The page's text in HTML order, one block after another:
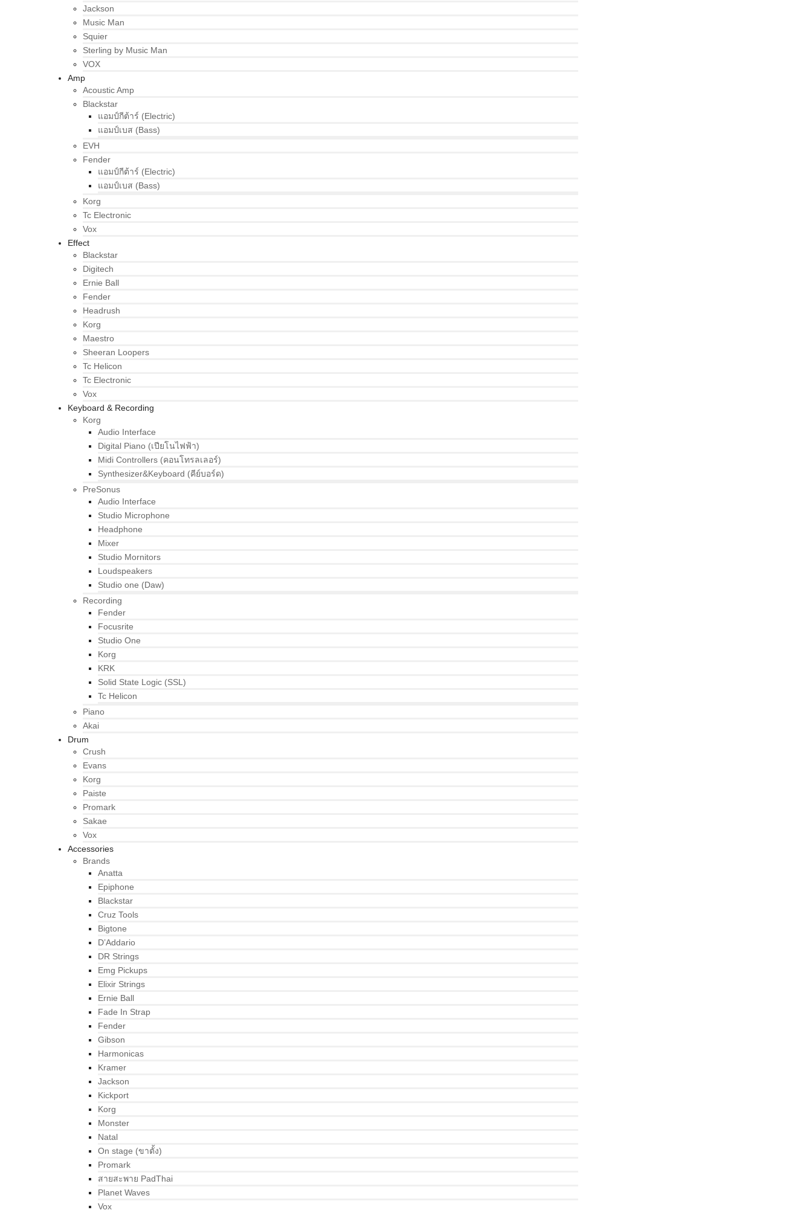
Jackson
Music Man
Squier
Sterling by Music Man
VOX
Amp
Acoustic Amp
Blackstar
แอมป์กีต้าร์ (Electric)
แอมป์เบส (Bass)
EVH
Fender
แอมป์กีต้าร์ (Electric)
แอมป์เบส (Bass)
Korg
Tc Electronic
Vox
Effect
Blackstar
Digitech
Ernie Ball
Fender
Headrush
Korg
Maestro
Sheeran Loopers
Tc Helicon
Tc Electronic
Vox
Keyboard & Recording
Korg
Audio Interface
Digital Piano (เปียโนไฟฟ้า)
Midi Controllers (คอนโทรลเลอร์)
Synthesizer&Keyboard (คีย์บอร์ด)
PreSonus
Audio Interface
Studio Microphone
Headphone
Mixer
Studio Mornitors
Loudspeakers
Studio one (Daw)
Recording
Fender
Focusrite
Studio One
Korg
KRK
Solid State Logic (SSL)
Tc Helicon
Piano
Akai
Drum
Crush
Evans
Korg
Paiste
Promark
Sakae
Vox
Accessories
Brands
Anatta
Epiphone
Blackstar
Cruz Tools
Bigtone
D’Addario
DR Strings
Emg Pickups
Elixir Strings
Ernie Ball
Fade In Strap
Fender
Gibson
Harmonicas
Kramer
Jackson
Kickport
Korg
Monster
Natal
On stage (ขาตั้ง)
Promark
สายสะพาย PadThai
Planet Waves
Vox